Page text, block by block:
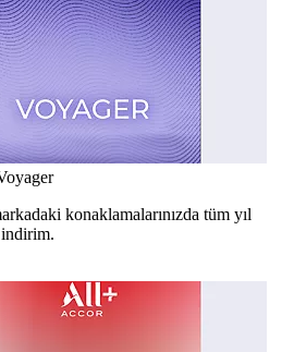
konaklamalarınızda tüm yıl